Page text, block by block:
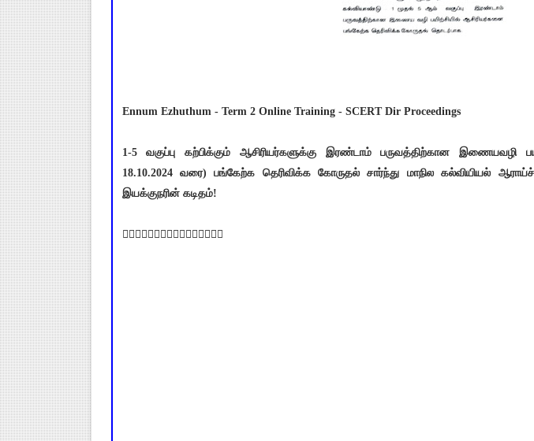
Ennum Ezhuthum - Term 2 Online Training - SCERT Dir Proceedings
1-5 வகுப்பு கற்பிக்கும் ஆசிரியர்களுக்கு இரண்டாம் பருவத்திற்கான இணையவழி
18.10.2024 வரை) பங்கேற்க தெரிவிக்க கோருதல் சார்ந்து மாநில கல்வியியல்
இயக்குநரின் கடிதம்!
👇🏻👇🏻👇🏻👇🏻👇🏻👇🏻👇🏻👇🏻